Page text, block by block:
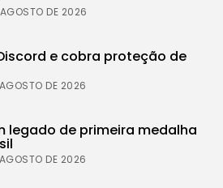
DE 2026
e cobra proteção de
DE 2026
legado de primeira medalha
DE 2026